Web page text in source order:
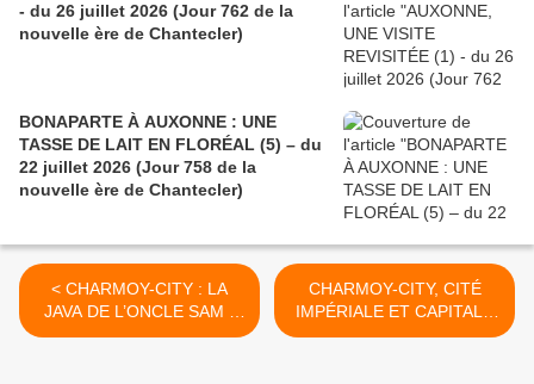
- du 26 juillet 2026 (Jour 762 de la
nouvelle ère de Chantecler)
BONAPARTE À AUXONNE : UNE
TASSE DE LAIT EN FLORÉAL (5) – du
22 juillet 2026 (Jour 758 de la
nouvelle ère de Chantecler)
< CHARMOY-CITY : LA
JAVA DE L’ONCLE SAM -
du 12 mai 2022 (J+4894
CHARMOY-CITY, CITÉ
IMPÉRIALE ET CAPITALE
DE LA CUISINE